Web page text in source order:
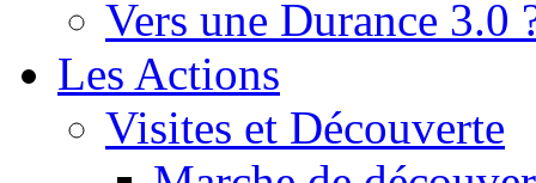
Vers une Durance 3.0
Les Actions
Visites et Découverte